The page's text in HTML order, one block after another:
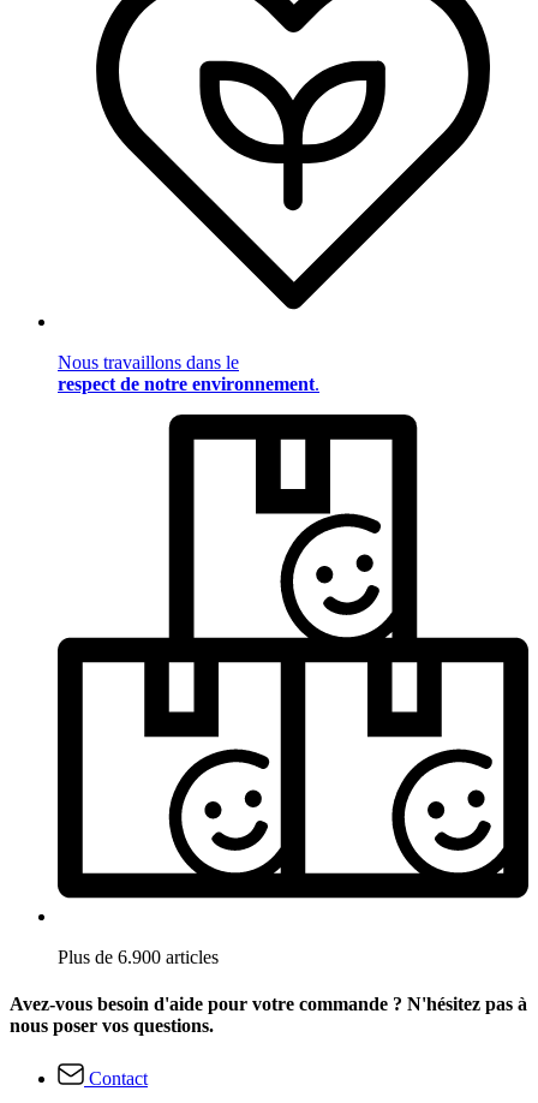
Nous travaillons dans le
respect de notre environnement.
Plus de 6.900 articles
Avez-vous besoin d'aide pour votre commande ? N'hésitez pas à
nous poser vos questions.
Contact